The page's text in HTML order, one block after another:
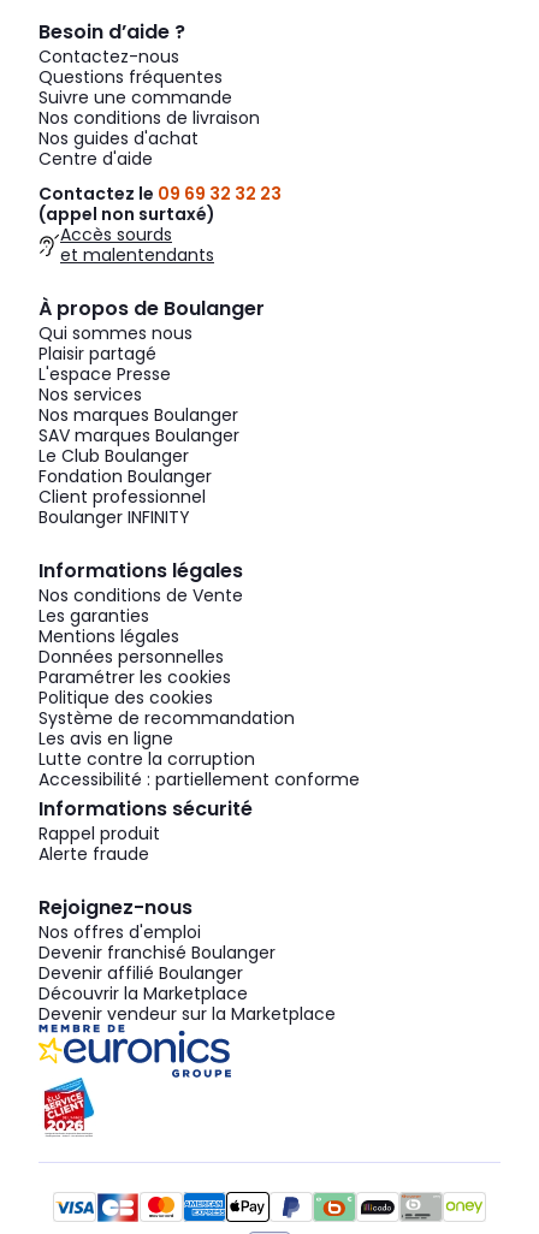
Besoin d’aide ?
Contactez-nous
Questions fréquentes
Suivre une commande
Nos conditions de livraison
Nos guides d'achat
Centre d'aide
Contactez le 09 69 32 32 23
(appel non surtaxé)
Accès sourds
et malentendants
À propos de Boulanger
Qui sommes nous
Plaisir partagé
L'espace Presse
Nos services
Nos marques Boulanger
SAV marques Boulanger
Le Club Boulanger
Fondation Boulanger
Client professionnel
Boulanger INFINITY
Informations légales
Nos conditions de Vente
Les garanties
Mentions légales
Données personnelles
Paramétrer les cookies
Politique des cookies
Système de recommandation
Les avis en ligne
Lutte contre la corruption
Accessibilité : partiellement conforme
Informations sécurité
Rappel produit
Alerte fraude
Rejoignez-nous
Nos offres d'emploi
Devenir franchisé Boulanger
Devenir affilié Boulanger
Découvrir la Marketplace
Devenir vendeur sur la Marketplace